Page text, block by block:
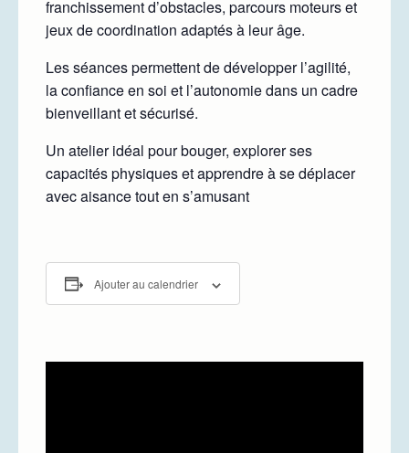
franchissement d’obstacles, parcours moteurs et
jeux de coordination adaptés à leur âge.
Les séances permettent de développer l’agilité,
la confiance en soi et l’autonomie dans un cadre
bienveillant et sécurisé.
Un atelier idéal pour bouger, explorer ses
capacités physiques et apprendre à se déplacer
avec aisance tout en s’amusant
Ajouter au calendrier